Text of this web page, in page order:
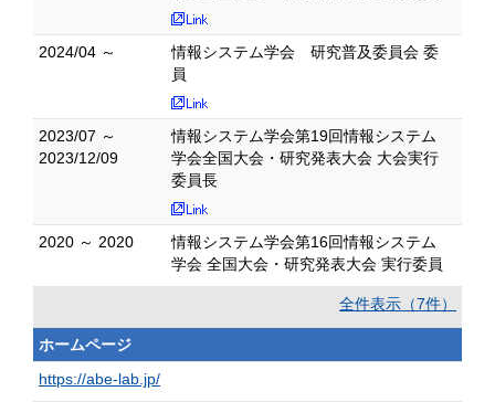
2024/04 ～
情報システム学会 研究普及委員会 委
員
2023/07 ～
2023/12/09
情報システム学会第19回情報システム
学会全国大会・研究発表大会 大会実行
委員長
2020 ～ 2020
情報システム学会第16回情報システム
学会 全国大会・研究発表大会 実行委員
全件表示（7件）
ホームページ
https://abe-lab.jp/